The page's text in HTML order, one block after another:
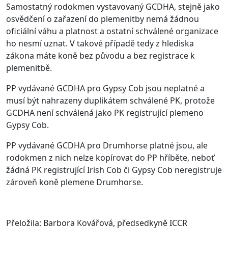
Samostatný rodokmen vystavovaný GCDHA, stejně jako
osvědčení o zařazení do plemenitby nemá žádnou
oficiální váhu a platnost a ostatní schválené organizace
ho nesmí uznat. V takové případě tedy z hlediska
zákona máte koně bez původu a bez registrace k
plemenitbě.
PP vydávané GCDHA pro Gypsy Cob jsou neplatné a
musí být nahrazeny duplikátem schválené PK, protože
GCDHA není schválená jako PK registrující plemeno
Gypsy Cob.
PP vydávané GCDHA pro Drumhorse platné jsou, ale
rodokmen z nich nelze kopírovat do PP hříběte, neboť
žádná PK registrující Irish Cob či Gypsy Cob neregistruje
zároveň koně plemene Drumhorse.
Přeložila: Barbora Kovářová, předsedkyně ICCR